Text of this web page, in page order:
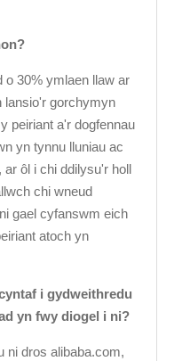
o 30% ymlaen llaw ar
lansio'r gorchymyn
peiriant a'r dogfennau
yn tynnu lluniau ac
ôl i chi ddilysu'r holl
chi wneud
gael cyfanswm eich
atoch yn
i gydweithredu
yn fwy diogel i ni?
ni dros alibaba.com,